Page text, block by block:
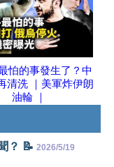
怕的事發生了？中
清洗 ｜美軍炸伊朗
油輪 ｜
？ 📝 2026/5/19